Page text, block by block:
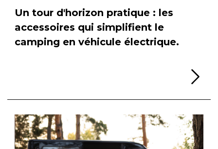
Un tour d'horizon pratique : les
accessoires qui simplifient le
camping en véhicule électrique.